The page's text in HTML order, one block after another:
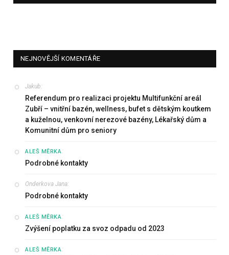
NEJNOVĚJŠÍ KOMENTÁŘE
Jakub:
Referendum pro realizaci projektu Multifunkční areál
Zubří – vnitřní bazén, wellness, bufet s dětským koutkem
a kuželnou, venkovní nerezové bazény, Lékařský dům a
Komunitní dům pro seniory
ALEŠ MĚRKA:
Podrobné kontakty
Onderkova Jana:
Podrobné kontakty
ALEŠ MĚRKA:
Zvýšení poplatku za svoz odpadu od 2023
ALEŠ MĚRKA: